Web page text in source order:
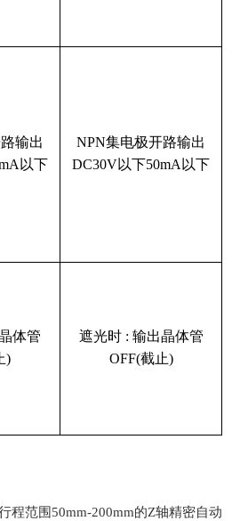
输出
以下
NPN集电极开路输出
DC30V以下50mA 以下
体管
)
遮光时: 输出晶体管
OFF(截止)
程范围50mm-200mm的Z轴精密自动